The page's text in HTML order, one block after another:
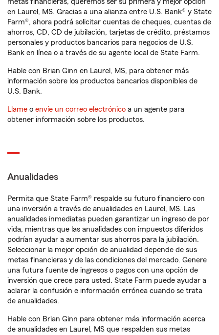
en Laurel, MS. Gracias a una alianza entre U.S. Bank® y State
Farm®, ahora podrá solicitar cuentas de cheques, cuentas de
ahorros, CD, CD de jubilación, tarjetas de crédito, préstamos
personales y productos bancarios para negocios de U.S.
Bank en línea o a través de su agente local de State Farm.
Hable con Brian Ginn en Laurel, MS, para obtener más
información sobre los productos bancarios disponibles de
U.S. Bank.
Llame o envíe un correo electrónico a un agente para
obtener información sobre los productos.
Anualidades
Permita que State Farm® respalde su futuro financiero con
una inversión a través de anualidades en Laurel, MS. Las
anualidades inmediatas pueden garantizar un ingreso de por
vida, mientras que las anualidades con impuestos diferidos
podrían ayudar a aumentar sus ahorros para la jubilación.
Seleccionar la mejor opción de anualidad depende de sus
metas financieras y de las condiciones del mercado. Genere
una futura fuente de ingresos o pagos con una opción de
inversión que crece para usted. State Farm puede ayudar a
aclarar la confusión e información errónea cuando se trata
de anualidades.
Hable con Brian Ginn para obtener más información acerca
de anualidades en Laurel, MS que respalden sus metas